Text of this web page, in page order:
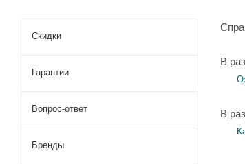
В
В
Скидки
Гарантии
Вопрос-ответ
Бренды